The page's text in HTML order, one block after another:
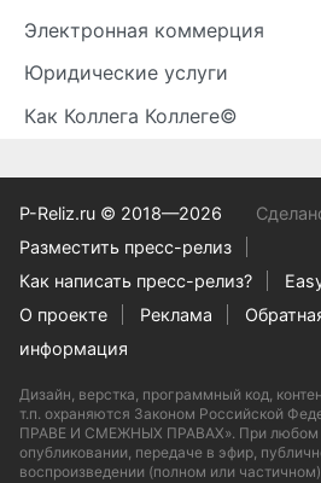
Электронная коммерция
Юридические услуги
Как Коллега Коллеге©
P-Reliz.ru © 2018—2026
Разместить пресс-релиз
Как написать пресс-релиз?
О проекте
Реклама
информация
Дизайн, верстка, программный код,
т.п. охраняются Законом Российской
ПРАВЕ И СМЕЖНЫХ ПРАВАХ». При любом
опубликовании, передаче в эфир,
воспроизведении (полном или